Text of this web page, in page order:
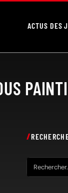
ACTUS DES
e